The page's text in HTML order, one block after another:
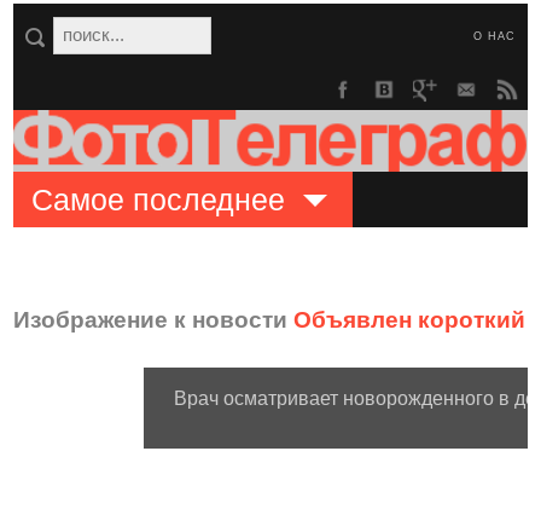
О НАС
Самое последнее
Изображение к новостиОбъявлен короткий
Врач осматривает новорожденного в